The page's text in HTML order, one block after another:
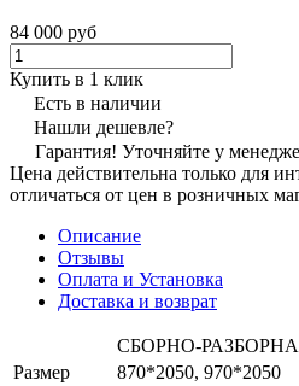
84 000 руб
Купить в 1 клик
Есть в наличии
Нашли дешевле?
Гарантия! Уточняйте у
Цена действительна только для
отличаться от цен в розничных
Описание
Отзывы
Оплата и Установка
Доставка и возврат
СБОРНО-
Размер
870*2050, 970*2050